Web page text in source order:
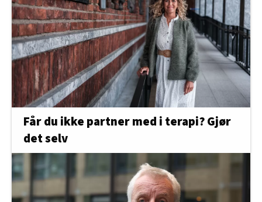
Får du ikke partner med i terapi? Gjør
det selv